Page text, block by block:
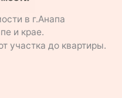
в г.Анапа
и крае.
участка до квартиры.